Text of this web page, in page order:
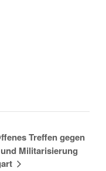
Treffen gegen
Militarisierung